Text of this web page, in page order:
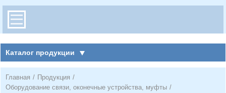
Каталог продукции
Главная / Продукция /
Оборудование связи, оконечные устройства, муфты /